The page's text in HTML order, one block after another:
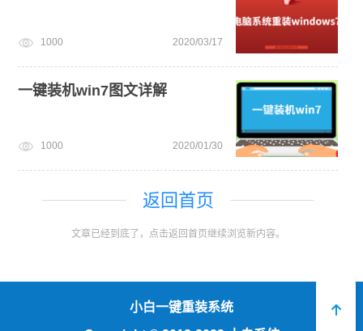
1000 2020/03/17
一键装机win7图文详解
1000 2020/01/30
返回首页
文章已经到底了，点击返回首页继续浏览新内容。
小白一键重装系统